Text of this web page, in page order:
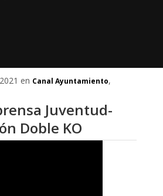
en Canal Ayuntamiento,
Juventud-
Doble KO